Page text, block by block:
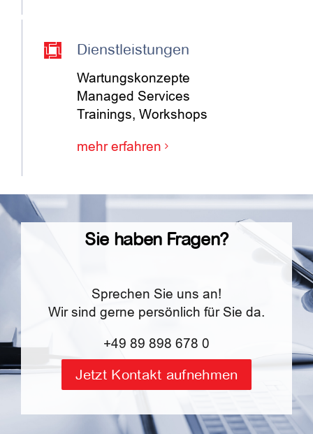
Dienstleistungen
Wartungskonzepte
Managed Services
Trainings, Workshops
mehr erfahren
Sie haben Fragen?
Sprechen Sie uns an!
Wir sind gerne persönlich für Sie da.
+49 89 898 678 0
Jetzt Kontakt aufnehmen